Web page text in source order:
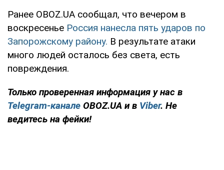
Ранее OBOZ.UA сообщал, что вечером в
воскресенье Россия нанесла пять ударов по
Запорожскому району. В результате атаки
много людей осталось без света, есть
повреждения.
Только проверенная информация у нас в
Telegram-канале OBOZ.UA и в Viber. Не
ведитесь на фейки!